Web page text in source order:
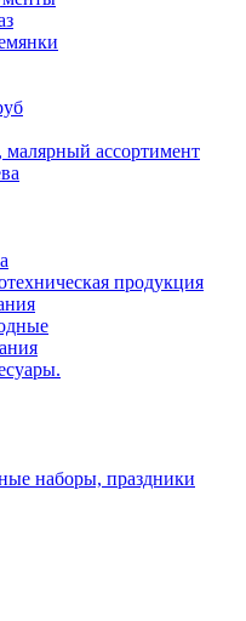
ассортимент
продукция
наборы, праздники